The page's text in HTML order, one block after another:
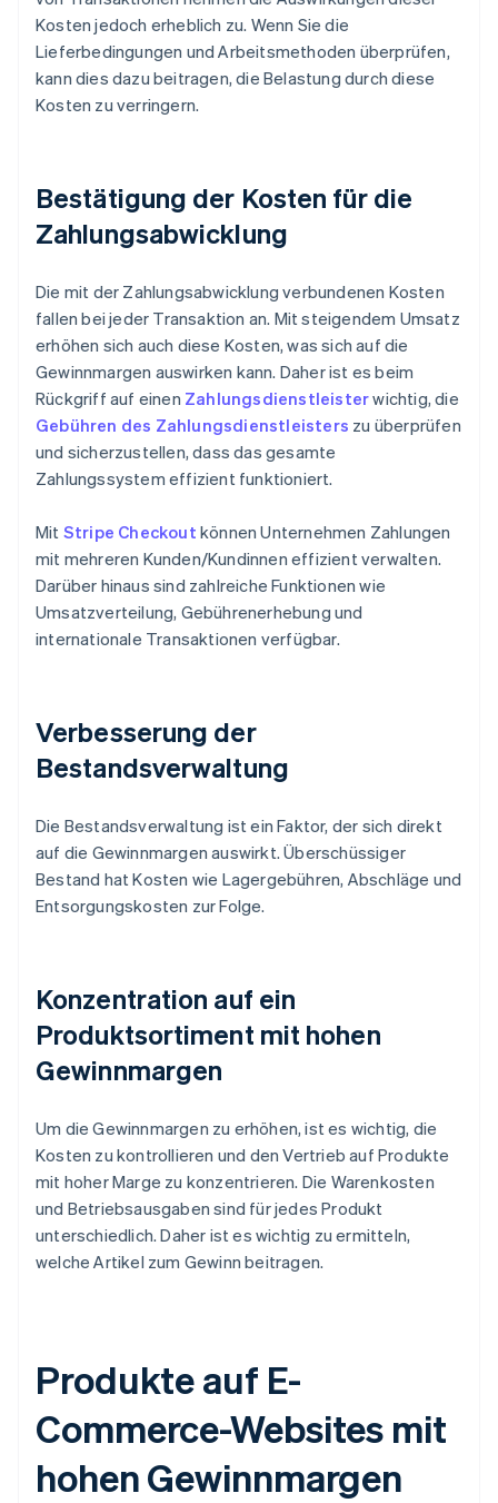
Kosten jedoch erheblich zu. Wenn Sie die
Lieferbedingungen und Arbeitsmethoden überprüfen,
kann dies dazu beitragen, die Belastung durch diese
Kosten zu verringern.
Bestätigung der Kosten für die
Zahlungsabwicklung
Die mit der Zahlungsabwicklung verbundenen Kosten
fallen bei jeder Transaktion an. Mit steigendem Umsatz
erhöhen sich auch diese Kosten, was sich auf die
Gewinnmargen auswirken kann. Daher ist es beim
Rückgriff auf einen Zahlungsdienstleisterwichtig, die
Gebühren des Zahlungsdienstleisters zu überprüfen
und sicherzustellen, dass das gesamte
Zahlungssystem effizient funktioniert.
Mit Stripe Checkout können Unternehmen Zahlungen
mit mehreren Kunden/Kundinnen effizient verwalten.
Darüber hinaus sind zahlreiche Funktionen wie
Umsatzverteilung, Gebührenerhebung und
internationale Transaktionen verfügbar.
Verbesserung der
Bestandsverwaltung
Die Bestandsverwaltung ist ein Faktor, der sich direkt
auf die Gewinnmargen auswirkt. Überschüssiger
Bestand hat Kosten wie Lagergebühren, Abschläge und
Entsorgungskosten zur Folge.
Konzentration auf ein
Produktsortiment mit hohen
Gewinnmargen
Um die Gewinnmargen zu erhöhen, ist es wichtig, die
Kosten zu kontrollieren und den Vertrieb auf Produkte
mit hoher Marge zu konzentrieren. Die Warenkosten
und Betriebsausgaben sind für jedes Produkt
unterschiedlich. Daher ist es wichtig zu ermitteln,
welche Artikel zum Gewinn beitragen.
Produkte auf E-
Commerce-Websites mit
hohen Gewinnmargen